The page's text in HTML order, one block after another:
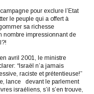
pour exclure l’Etat
le peuple qui a offert à
sa richesse
nombre impressionnant de
avril 2001, le ministre
“Israël n’a jamais
raciste et prétentieuse!”
lance devant le parlement
israéliens, s’il s’en trouve,